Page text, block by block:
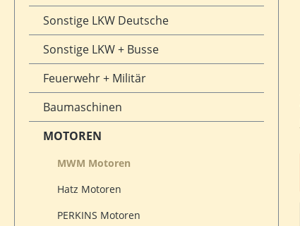
Sonstige LKW Deutsche
Sonstige LKW + Busse
Feuerwehr + Militär
Baumaschinen
MOTOREN
MWM Motoren
Hatz Motoren
PERKINS Motoren